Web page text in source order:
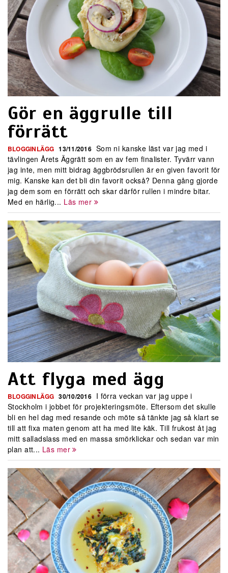
Gör en äggrulle till
förrätt
BLOGGINLÄGG 13/11/2016Som ni kanske läst var jag med i
tävlingen Årets Äggrätt som en av fem finalister. Tyvärr vann
jag inte, men mitt bidrag äggbrödsrullen är en given favorit för
mig. Kanske kan det bli din favorit också? Denna gång gjorde
jag dem som en förrätt och skar därför rullen i mindre bitar.
Med en härlig... Läs mer
Att flyga med ägg
BLOGGINLÄGG 30/10/2016I förra veckan var jag uppe i
Stockholm i jobbet för projekteringsmöte. Eftersom det skulle
bli en hel dag med resande och möte så tänkte jag så klart se
till att fixa maten genom att ha med lite käk. Till frukost åt jag
mitt salladslass med en massa smörklickar och sedan var min
plan att... Läs mer